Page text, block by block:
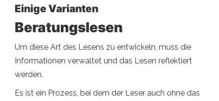
Einige Varianten
Beratungslesen
Um diese Art des Lesens zu entwickeln, muss die
Informationen verwaltet und das Lesen reflektiert
werden.
Es ist ein Prozess, bei dem der Leser auch ohne das